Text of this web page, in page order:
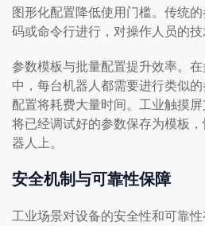
图形化配置降低使用门槛。传统
码或命令行进行，对操作人员的技
参数模板与批量配置提升效率。
中，每台机器人都需要进行类似
配置将耗费大量时间。工业触摸
将已经调试好的参数保存为模板
器人上。
安全机制与可靠性保障
工业场景对设备的安全性和可靠